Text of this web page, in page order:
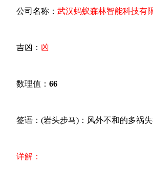
公司名称： 武汉蚂蚁森林智能科技有
吉凶： 凶
数理值： 66
签语：(岩头步马)：风外不和的多祸失
详解：